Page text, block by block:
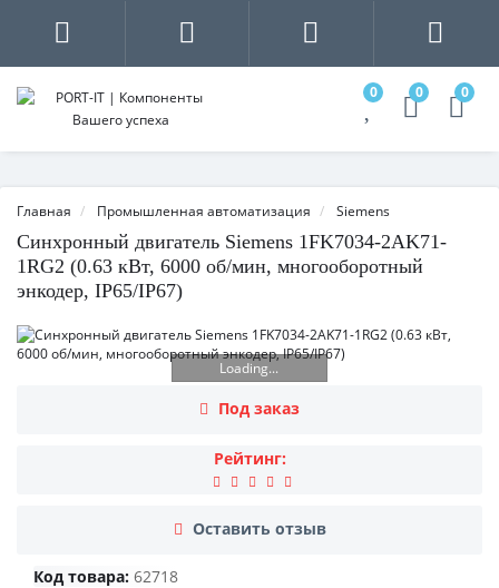
0 0 0
Главная Промышленная автоматизация Siemens
Синхронный двигатель Siemens 1FK7034-2AK71-
1RG2 (0.63 кВт, 6000 об/мин, многооборотный
энкодер, IP65/IP67)
Loading...
Под заказ
Рейтинг:
Оставить отзыв
Код товара: 62718